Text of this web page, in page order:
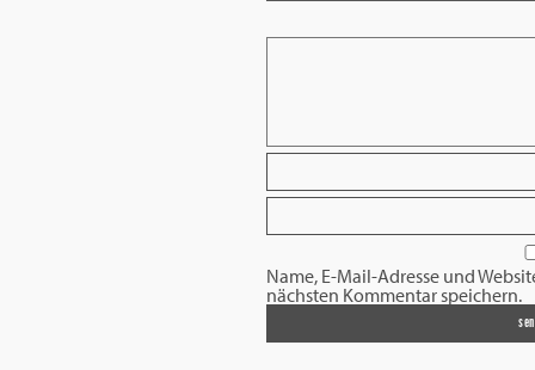
Name, E-Mail-Adresse und
nächsten Kommentar speichern.